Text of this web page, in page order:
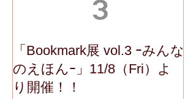
「Bookmark展 vol.3 ｰみんな
のえほんｰ」11/8（Fri）よ
り開催！！